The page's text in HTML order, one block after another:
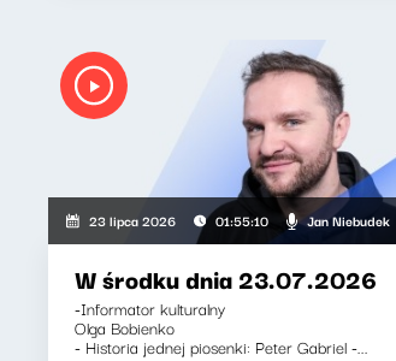
23 lipca 2026 01:55:10 Jan Niebudek
W środku dnia 23.07.2026
-Informator kulturalny
Olga Bobienko
- Historia jednej piosenki: Peter Gabriel -...